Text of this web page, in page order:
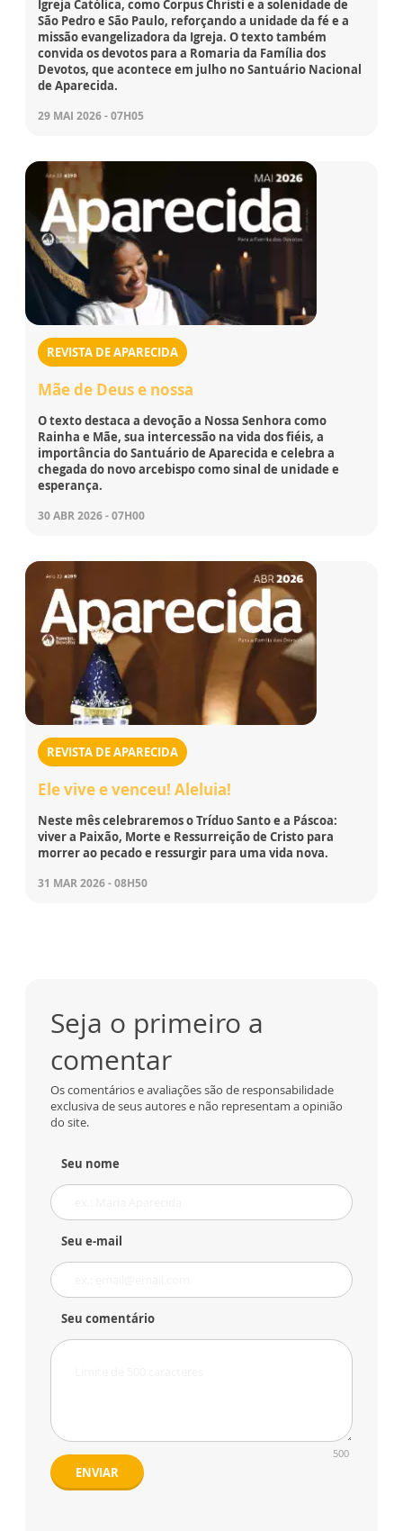
Igreja Católica, como Corpus Christi e a solenidade de
São Pedro e São Paulo, reforçando a unidade da fé e a
missão evangelizadora da Igreja. O texto também
convida os devotos para a Romaria da Família dos
Devotos, que acontece em julho no Santuário Nacional
de Aparecida.
29 MAI 2026 - 07H05
REVISTA DE APARECIDA
Mãe de Deus e nossa
O texto destaca a devoção a Nossa Senhora como
Rainha e Mãe, sua intercessão na vida dos fiéis, a
importância do Santuário de Aparecida e celebra a
chegada do novo arcebispo como sinal de unidade e
esperança.
30 ABR 2026 - 07H00
REVISTA DE APARECIDA
Ele vive e venceu! Aleluia!
Neste mês celebraremos o Tríduo Santo e a Páscoa:
viver a Paixão, Morte e Ressurreição de Cristo para
morrer ao pecado e ressurgir para uma vida nova.
31 MAR 2026 - 08H50
Seja o primeiro a
comentar
Os comentários e avaliações são de responsabilidade
exclusiva de seus autores e não representam a opinião
do site.
Seu nome
Seu e-mail
Seu comentário
500
ENVIAR